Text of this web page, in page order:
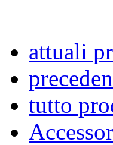
attuali
tutto